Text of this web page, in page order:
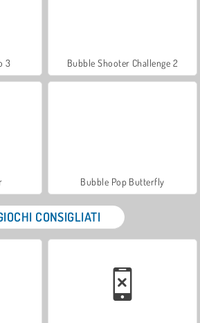
3 Bubble Shooter Challenge 2
Bubble Pop Butterfly
CONSIGLIATI